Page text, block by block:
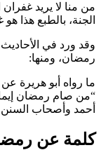
من منا لا يريد
الجنة، بالطبع هذا
وقد ورد في
رمضان، ومنها:
ما رواه أبو هريرة
“من صام رمضان
أحمد وأصحاب
كلمة عن